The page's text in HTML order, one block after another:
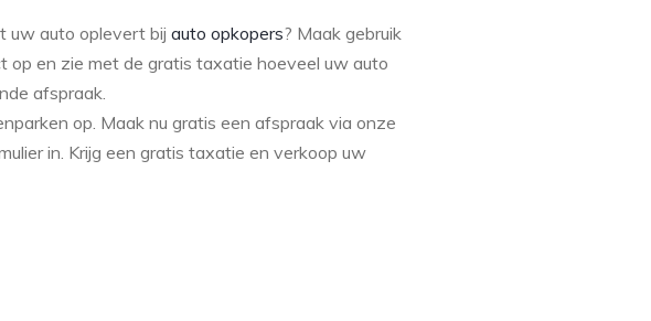
uw auto oplevert bij auto opkopers? Maak gebruik
op en zie met de gratis taxatie hoeveel uw auto
afspraak.
op. Maak nu gratis een afspraak via onze
in. Krijg een gratis taxatie en verkoop uw